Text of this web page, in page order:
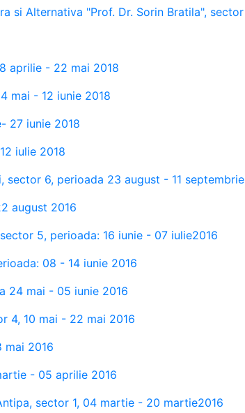
si Alternativa "Prof. Dr. Sorin Bratila",
aprilie - 22 mai 2018
mai - 12 iunie 2018
27 iunie 2018
iulie 2018
6, perioada 23 august - 11
august 2016
5, perioada: 16 iunie - 07 iulie2016
08 - 14 iunie 2016
24 mai - 05 iunie 2016
4, 10 mai - 22 mai 2016
mai 2016
- 05 aprilie 2016
sector 1, 04 martie - 20 martie2016